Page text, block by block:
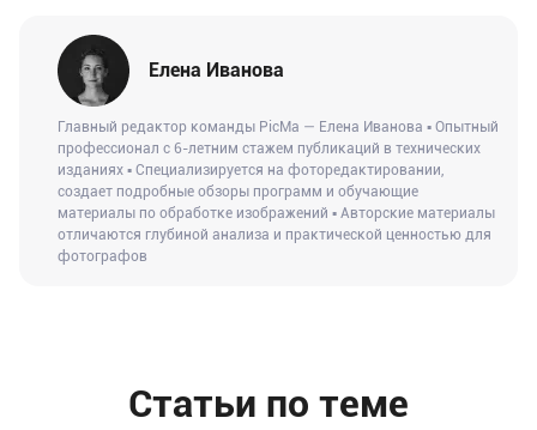
Елена Иванова
Главный редактор команды PicMa — Елена Иванова ▪ Опытный
профессионал с 6-летним стажем публикаций в технических
изданиях ▪ Специализируется на фоторедактировании,
создает подробные обзоры программ и обучающие
материалы по обработке изображений ▪ Авторские материалы
отличаются глубиной анализа и практической ценностью для
фотографов
Статьи по теме